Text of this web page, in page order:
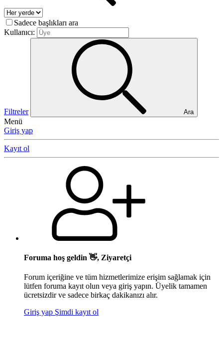
Sadece başlıkları ara
Kullanıcı:
Filtreler Ara
Menü
Giriş yap
Kayıt ol
Foruma hoş geldin 👋, Ziyaretçi
Forum içeriğine ve tüm hizmetlerimize erişim sağlamak için
lütfen foruma kayıt olun veya giriş yapın. Üyelik tamamen
ücretsizdir ve sadece birkaç dakikanızı alır.
Giriş yap Şimdi kayıt ol